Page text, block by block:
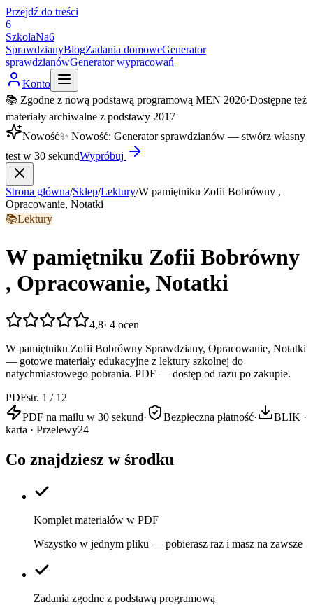
Przejdź do treści
6
SzkolaNa6
SprawdzianyBlogZadania domoweGenerator
sprawdzianówGenerator wypracowań
Konto
📚 Zgodne z nową podstawą programową MEN 2026·Dostępne też
materiały archiwalne z podstawy 2017
Nowość✨ Nowość: Generator sprawdzianów — stwórz własny
test w 30 sekundWypróbuj
Strona główna/Sklep/Lektury/W pamiętniku Zofii Bobrówny ,
Opracowanie, Notatki
📚Lektury
W pamiętniku Zofii Bobrówny
, Opracowanie, Notatki
4,8· 4 ocen
W pamiętniku Zofii Bobrówny Sprawdziany, Opracowanie, Notatki
— gotowe materiały edukacyjne z lektury szkolnej do
natychmiastowego pobrania. PDF — dostęp od razu po zakupie.
PDFstr. 1 / 12
PDF na mailu w 30 sekund· Bezpieczna płatność·
BLIK ·
karta · Przelewy24
Co znajdziesz w środku
Komplet materiałów w PDF
Wszystko w jednym pliku — pobierasz raz i masz na zawsze
Zadania zgodne z podstawą programową